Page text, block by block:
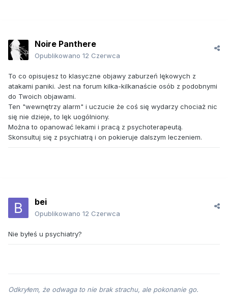
Noire Panthere
Opublikowano 12 Czerwca
To co opisujesz to klasyczne objawy zaburzeń lękowych z
atakami paniki. Jest na forum kilka-kilkanaście osób z podobnymi
do Twoich objawami.
Ten "wewnętrzy alarm" i uczucie że coś się wydarzy chociaż nic
się nie dzieje, to lęk uogólniony.
Można to opanować lekami i pracą z psychoterapeutą.
Skonsultuj się z psychiatrą i on pokieruje dalszym leczeniem.
bei
Opublikowano 12 Czerwca
Nie byłeś u psychiatry?
Odkryłem, że odwaga to nie brak strachu, ale pokonanie go.